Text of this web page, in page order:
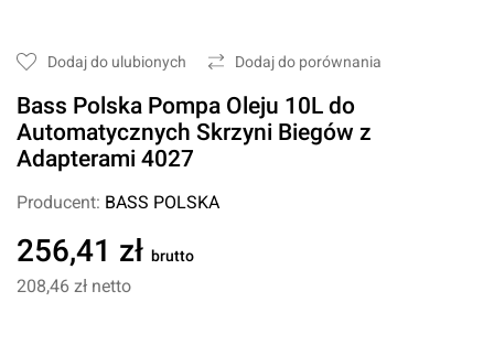
Dodaj do ulubionych Dodaj do porównania
Bass Polska Pompa Oleju 10L do
Automatycznych Skrzyni Biegów z
Adapterami 4027
Producent: BASS POLSKA
256,41 zł brutto
208,46 zł netto